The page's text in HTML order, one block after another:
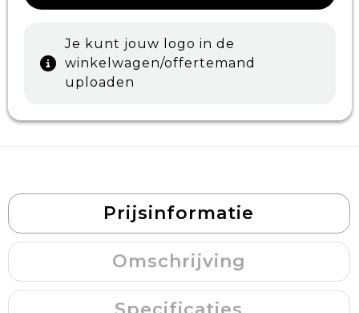
Je kunt jouw logo in de
winkelwagen/offertemand
uploaden
Prijsinformatie
Omschrijving